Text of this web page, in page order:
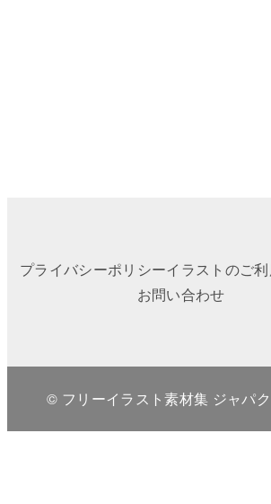
プライバシーポリシーイラストのご
お問い合わせ
© フリーイラスト素材集 ジャパ